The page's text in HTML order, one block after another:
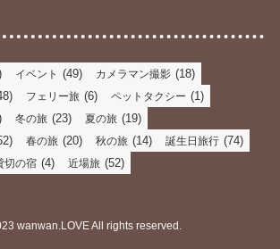
イベント (49) カメラマン撮影 (18)
フェリー旅 (6) ペットタクシー (1)
冬の旅 (23) 夏の旅 (19)
春の旅 (20) 秋の旅 (14) 誕生日旅行 (74)
切の宿 (4) 近場旅 (52)
wanwan.LOVE All rights reserved.